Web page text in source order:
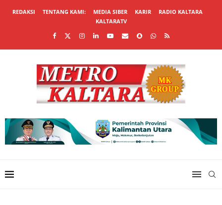
REDAKSI TENTANG KAMI: MEDIA SIBER KARIR
RADIO KALTARA
KALTARATV